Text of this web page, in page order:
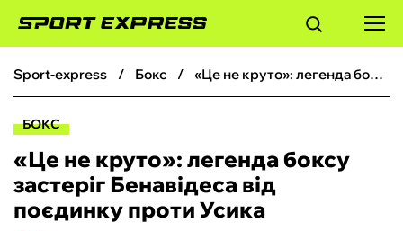
ФУТБОЛ
БОКС
sport-express бокс «Це не круто»: легенда боксу застеріг Бенавідеса від поєдинку проти Усика
БОКС
«Це не круто»: легенда боксу
застеріг Бенавідеса від
поєдинку проти Усика